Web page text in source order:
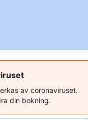
av coronaviruset.
din bokning.